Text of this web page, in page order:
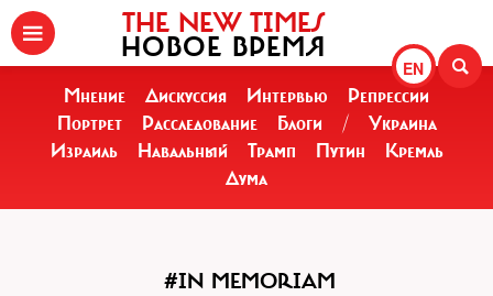
EN
THE NEW TIMES
НОВОЕ ВРЕМЯ
Мнение Дискуссия Интервью
Репрессии
Портрет
Расследование Блоги /
Украина
Израиль
Навальный Трамп Путин
Кремль
Дума
#IN MEMORIAM